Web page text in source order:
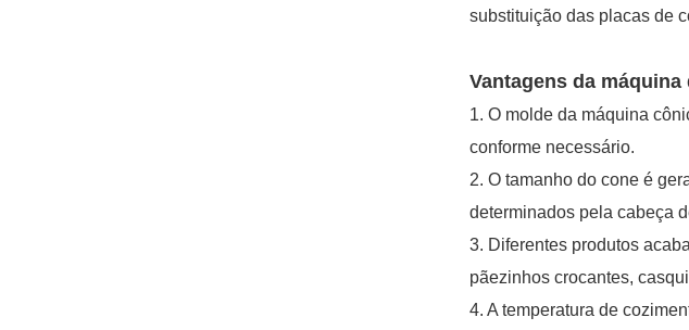
substituição das placas de
Vantagens da máquina
1. O molde da máquina
conforme necessário.
2. O tamanho do cone é
determinados pela cabeça
3. Diferentes produtos
pãezinhos crocantes,
4. A temperatura de